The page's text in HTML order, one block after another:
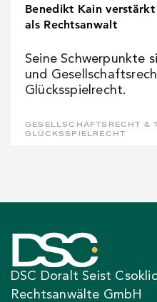
Benedikt Kain
als Rechtsanwalt
Seine Schwerpunkte
und
Glücksspielrecht.
GESELLSCHAFTSRECHT &
GLÜCKSSPIELRECHT
DSC Doralt Seist
Rechtsanwälte GmbH